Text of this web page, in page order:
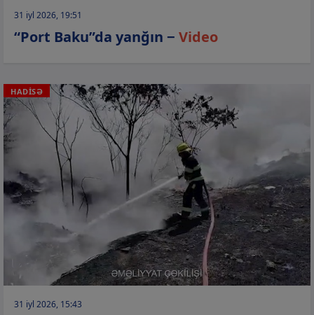
31 iyl 2026, 19:51
“Port Baku”da yanğın − Video
HADİSƏ
31 iyl 2026, 15:43